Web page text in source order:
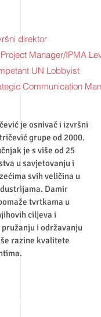
direktor
Manager/IPMA
UN Lobbyist
Communication
je osnivač i izvršni
grupe od 2000.
je s više od 25
u savjetovanju i
svih veličina u
Damir
tvrtkama u
ciljeva i
pružanju i održavanju
razine kvalitete